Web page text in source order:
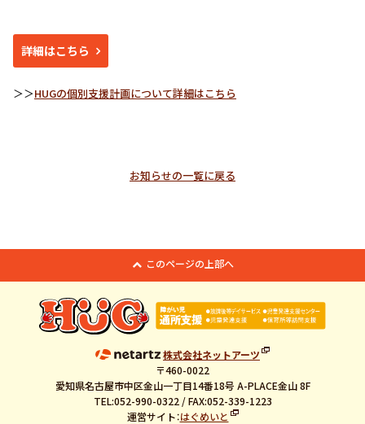
詳細はこちら
＞＞HUGの個別支援計画について詳細はこちら
お知らせの一覧に戻る
このページの上部へ
株式会社ネットアーツ
〒460-0022
愛知県名古屋市中区金山一丁目14番18号 A-PLACE金山 8F
TEL:052-990-0322 / FAX:052-339-1223
運営サイト：はぐめいと